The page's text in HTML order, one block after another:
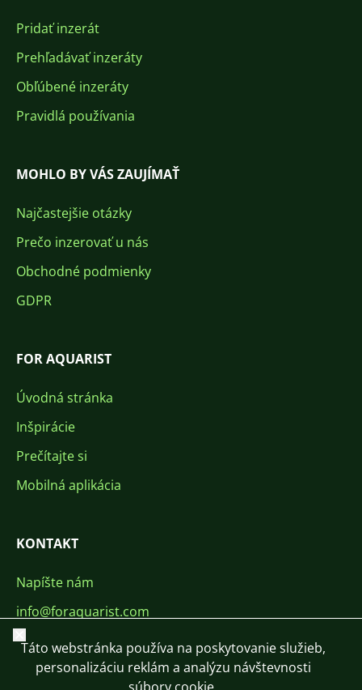
Pridať inzerát
Prehľadávať inzeráty
Obľúbené inzeráty
Pravidlá používania
MOHLO BY VÁS ZAUJÍMAŤ
Najčastejšie otázky
Prečo inzerovať u nás
Obchodné podmienky
GDPR
FOR AQUARIST
Úvodná stránka
Inšpirácie
Prečítajte si
Mobilná aplikácia
KONTAKT
Napíšte nám
info@foraquarist.com
+420 603 449 602
Zavrieť
Táto webstránka používa na poskytovanie služieb,
personalizáciu reklám a analýzu návštevnosti